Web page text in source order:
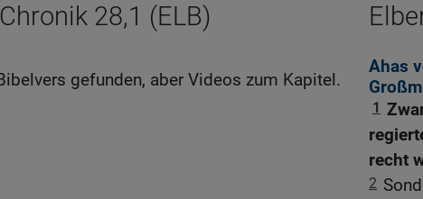
Ahas
1
recht
2
28,1 (ELB)
gefunden, aber Videos zum Kapitel.